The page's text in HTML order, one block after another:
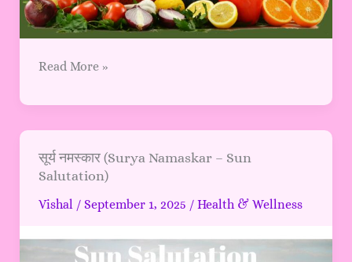
Read More »
सूर्य नमस्कार (Surya Namaskar – Sun
Salutation)
Vishal / September 1, 2025 / Health & Wellness
सूर्य
नमस्कार
(Surya
Namaskar